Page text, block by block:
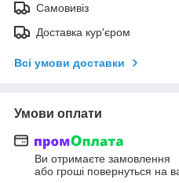
Самовивіз
Доставка кур'єром
Всі умови доставки
Умови оплати
Ви отримаєте замовлення
або гроші повернуться на